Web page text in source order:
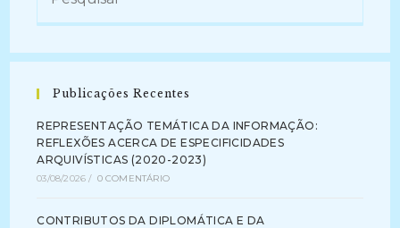
Publicações Recentes
REPRESENTAÇÃO TEMÁTICA DA INFORMAÇÃO:
REFLEXÕES ACERCA DE ESPECIFICIDADES
ARQUIVÍSTICAS (2020-2023)
03/08/2026 / 0 COMENTÁRIO
CONTRIBUTOS DA DIPLOMÁTICA E DA